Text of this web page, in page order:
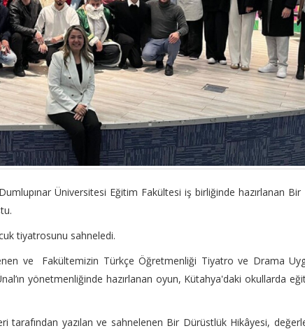
Üniversitesi Eğitim Fakültesi iş birliğinde hazırlanan
tiyatrosunu sahneledi.
ve Fakültemizin Türkçe Öğretmenliği Tiyatro ve Drama
yönetmenliğinde hazırlanan oyun, Kütahya'daki okullarda
tarafından yazılan ve sahnelenen Bir Dürüstlük Hikâyesi,